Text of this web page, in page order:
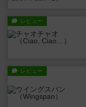
レビュー
レビュー